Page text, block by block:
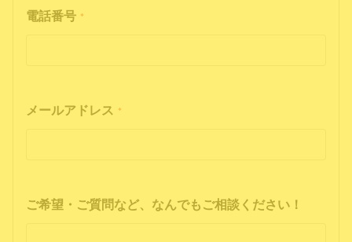
電話番号 *
メールアドレス *
ご希望・ご質問など、なんでもご相談ください！